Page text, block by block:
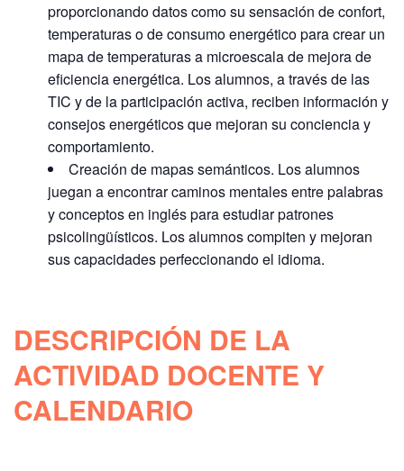
proporcionando datos como su sensación de confort,
temperaturas o de consumo energético para crear un
mapa de temperaturas a microescala de mejora de
eficiencia energética. Los alumnos, a través de las
TIC y de la participación activa, reciben información y
consejos energéticos que mejoran su conciencia y
comportamiento.
Creación de mapas semánticos. Los alumnos
juegan a encontrar caminos mentales entre palabras
y conceptos en inglés para estudiar patrones
psicolingüísticos. Los alumnos compiten y mejoran
sus capacidades perfeccionando el idioma.
DESCRIPCIÓN DE LA
ACTIVIDAD DOCENTE Y
CALENDARIO